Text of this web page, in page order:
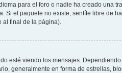
para el foro o nadie ha creado una
Si el paquete no existe, sentíte libre de
al final de la página).
esté viendo los mensajes.
generalmente en forma de estrellas,